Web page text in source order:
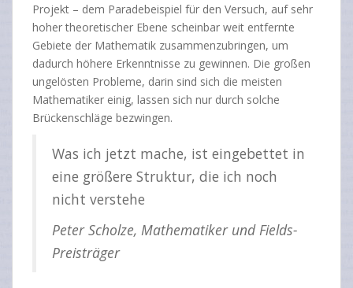
Projekt – dem Paradebeispiel für den Versuch, auf sehr
hoher theoretischer Ebene scheinbar weit entfernte
Gebiete der Mathematik zusammenzubringen, um
dadurch höhere Erkenntnisse zu gewinnen. Die großen
ungelösten Probleme, darin sind sich die meisten
Mathematiker einig, lassen sich nur durch solche
Brückenschläge bezwingen.
Was ich jetzt mache, ist eingebettet in
eine größere Struktur, die ich noch
nicht verstehe
Peter Scholze, Mathematiker und Fields-
Preisträger